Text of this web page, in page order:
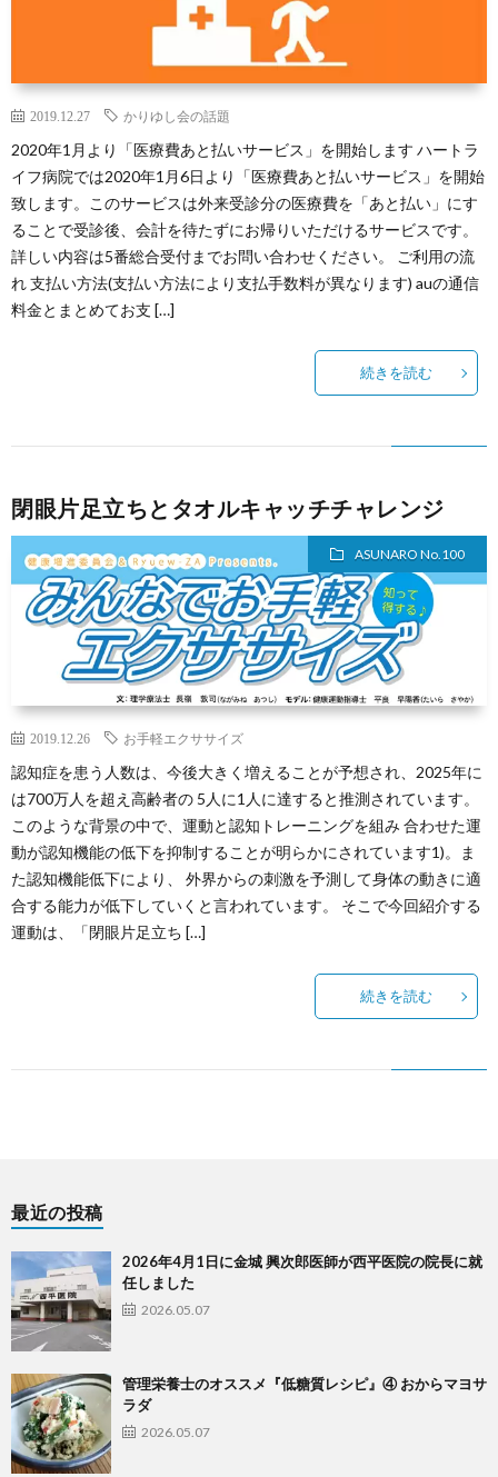
2019.12.27 かりゆし会の話題
2020年1月より「医療費あと払いサービス」を開始します ハートラ
イフ病院では2020年1月6日より「医療費あと払いサービス」を開始
致します。このサービスは外来受診分の医療費を「あと払い」にす
ることで受診後、会計を待たずにお帰りいただけるサービスです。
詳しい内容は5番総合受付までお問い合わせください。 ご利用の流
れ 支払い方法(支払い方法により支払手数料が異なります) auの通信
料金とまとめてお支 […]
続きを読む
閉眼片足立ちとタオルキャッチチャレンジ
ASUNARO No.100
2019.12.26 お手軽エクササイズ
認知症を患う人数は、今後大きく増えることが予想され、2025年に
は700万人を超え高齢者の 5人に1人に達すると推測されています。
このような背景の中で、運動と認知トレーニングを組み 合わせた運
動が認知機能の低下を抑制することが明らかにされています1)。ま
た認知機能低下により、 外界からの刺激を予測して身体の動きに適
合する能力が低下していくと言われています。 そこで今回紹介する
運動は、「閉眼片足立ち […]
続きを読む
最近の投稿
2026年4月1日に金城 興次郎医師が西平医院の院長に就
任しました
2026.05.07
管理栄養士のオススメ『低糖質レシピ』④ おからマヨサ
ラダ
2026.05.07